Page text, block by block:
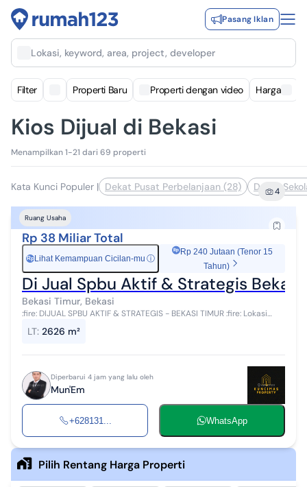
Pasang Iklan
Lokasi, keyword, area, project, developer
Filter Properti Baru Properti dengan video Harga
Kios Dijual di Bekasi
Menampilkan 1-21 dari 69 properti
Kata Kunci Populer | Dekat Pusat Perbelanjaan (28) Dekat
4
Ruang Usaha
Rp 38 Miliar Total
Rp Lihat Kemampuan Cicilan-mu ⓘ
Rp 240 Jutaan (Tenor 15
Tahun)
Di Jual Spbu Aktif & Strategis
Bekasi Timur, Bekasi
:fire: DIJUAL SPBU AKTIF & STRATEGIS - BEKASI TIMUR :fire: Lokasi
investasi jangka ...
LT: 2626 m²
Diperbarui 4 jam yang lalu oleh
Mun'Em
+628131... WhatsApp
Pilih Rentang Harga Properti